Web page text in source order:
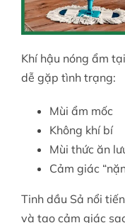
Khí hậu nóng ẩm
dễ gặp tình trạng:
Mùi ẩm mốc
Không khí bí
Mùi thức ăn
Cảm giác
Tinh dầu Sả nổi
và tạo cảm giác